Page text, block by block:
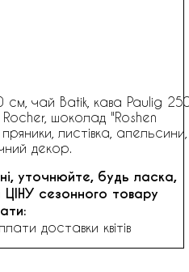
см, чай Batik, кава Paulig
шоколад "Roshen
листівка, апельсини,
декор.
уточнюйте, будь ласка,
сезонного товару